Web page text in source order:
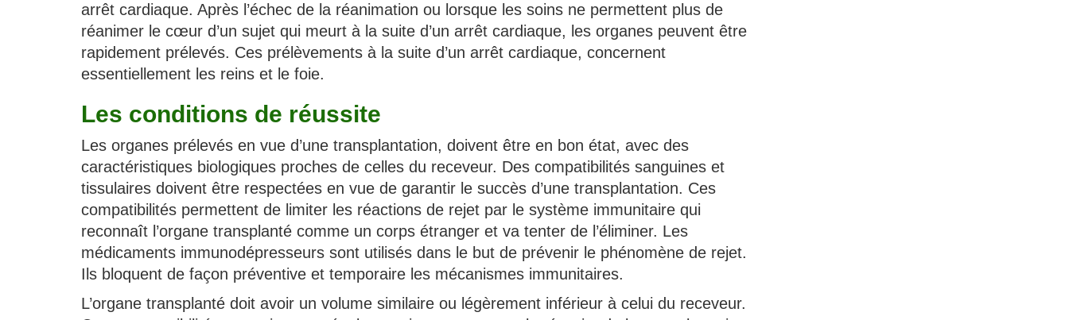
arrêt cardiaque. Après l’échec de la réanimation ou lorsque les soins ne permettent plus de
réanimer le cœur d’un sujet qui meurt à la suite d’un arrêt cardiaque, les organes peuvent être
rapidement prélevés. Ces prélèvements à la suite d’un arrêt cardiaque, concernent
essentiellement les reins et le foie.
Les conditions de réussite
Les organes prélevés en vue d’une transplantation, doivent être en bon état, avec des
caractéristiques biologiques proches de celles du receveur. Des compatibilités sanguines et
tissulaires doivent être respectées en vue de garantir le succès d’une transplantation. Ces
compatibilités permettent de limiter les réactions de rejet par le système immunitaire qui
reconnaît l’organe transplanté comme un corps étranger et va tenter de l’éliminer. Les
médicaments immunodépresseurs sont utilisés dans le but de prévenir le phénomène de rejet.
Ils bloquent de façon préventive et temporaire les mécanismes immunitaires.
L’organe transplanté doit avoir un volume similaire ou légèrement inférieur à celui du receveur.